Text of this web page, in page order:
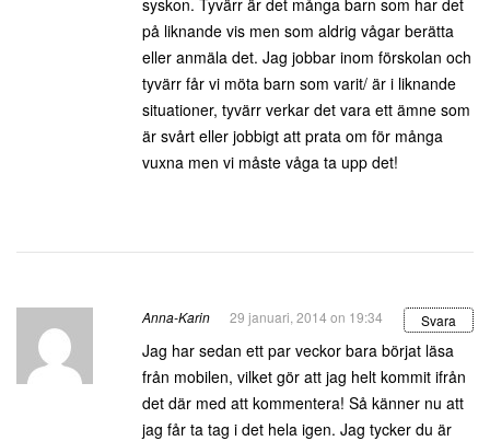
syskon. Tyvärr är det många barn som har det
på liknande vis men som aldrig vågar berätta
eller anmäla det. Jag jobbar inom förskolan och
tyvärr får vi möta barn som varit/ är i liknande
situationer, tyvärr verkar det vara ett ämne som
är svårt eller jobbigt att prata om för många
vuxna men vi måste våga ta upp det!
Anna-Karin 29 januari, 2014 on 19:34 Svara
Jag har sedan ett par veckor bara börjat läsa
från mobilen, vilket gör att jag helt kommit ifrån
det där med att kommentera! Så känner nu att
jag får ta tag i det hela igen. Jag tycker du är